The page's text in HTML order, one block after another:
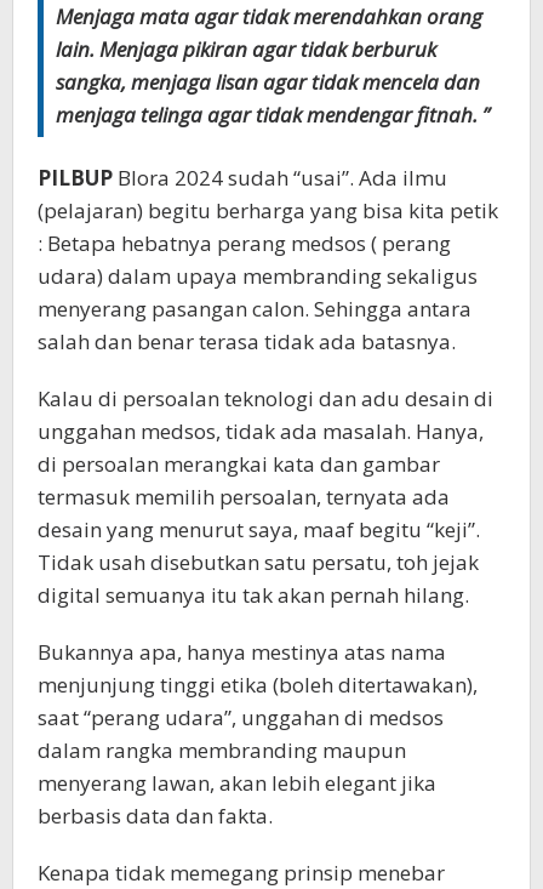
Menjaga mata agar tidak merendahkan orang
lain. Menjaga pikiran agar tidak berburuk
sangka, menjaga lisan agar tidak mencela dan
menjaga telinga agar tidak mendengar fitnah. ”
PILBUP Blora 2024 sudah “usai”. Ada ilmu
(pelajaran) begitu berharga yang bisa kita petik
: Betapa hebatnya perang medsos ( perang
udara) dalam upaya membranding sekaligus
menyerang pasangan calon. Sehingga antara
salah dan benar terasa tidak ada batasnya.
Kalau di persoalan teknologi dan adu desain di
unggahan medsos, tidak ada masalah. Hanya,
di persoalan merangkai kata dan gambar
termasuk memilih persoalan, ternyata ada
desain yang menurut saya, maaf begitu “keji”.
Tidak usah disebutkan satu persatu, toh jejak
digital semuanya itu tak akan pernah hilang.
Bukannya apa, hanya mestinya atas nama
menjunjung tinggi etika (boleh ditertawakan),
saat “perang udara”, unggahan di medsos
dalam rangka membranding maupun
menyerang lawan, akan lebih elegant jika
berbasis data dan fakta.
Kenapa tidak memegang prinsip menebar